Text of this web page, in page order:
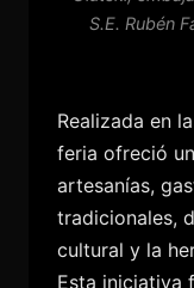
S.E. Rubén
Realizada en
feria ofreció
artesanías,
tradicionales,
cultural y la
Esta iniciativa